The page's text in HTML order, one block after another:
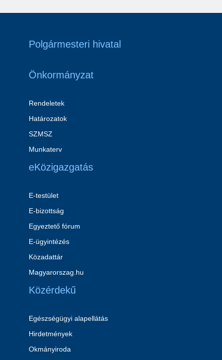
Polgármesteri hivatal
Önkormányzat
Rendeletek
Határozatok
SZMSZ
Munkaterv
eKözigazgatás
E-testület
E-bizottság
Egyeztető fórum
E-ügyintézés
Közadattár
Magyarorszag.hu
Közérdekű
Egészségügyi alapellátás
Hirdetmények
Okmányiroda